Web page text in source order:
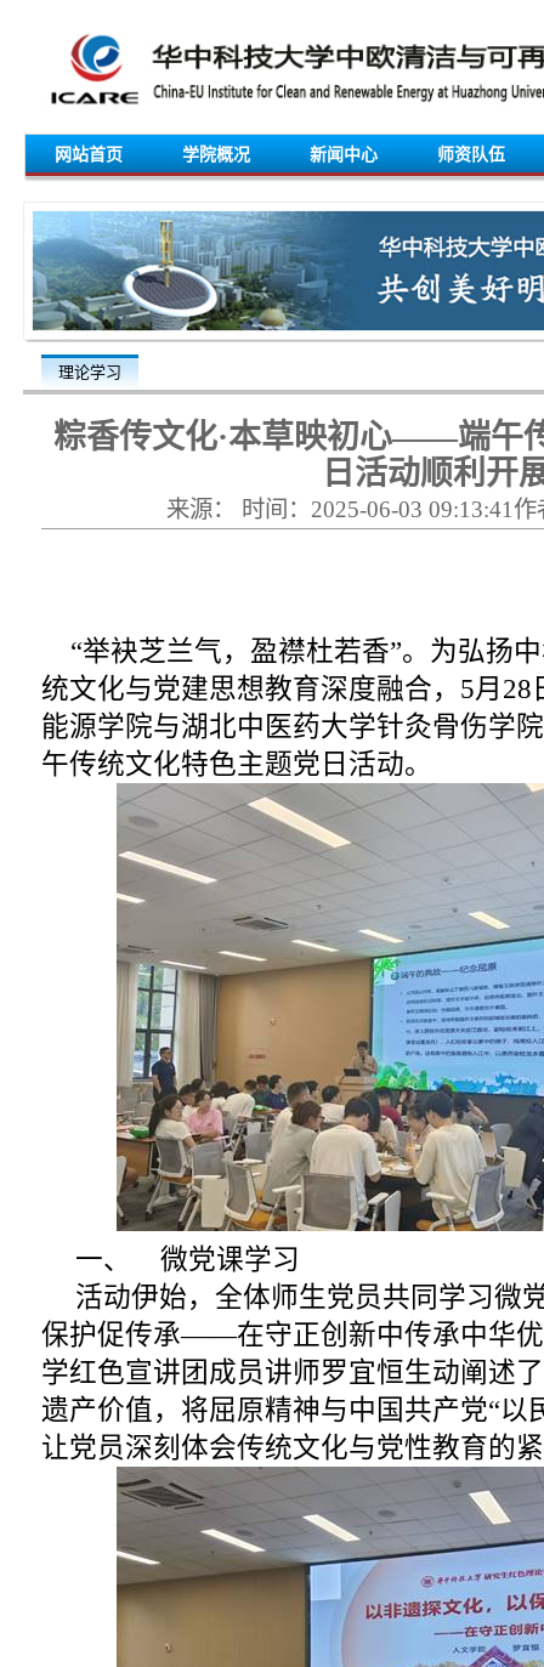
网站首页 学院概况 新闻中心 师资队伍
理论学习
粽香传文化·本草映初心——端午
日活动顺利开
来源： 时间：2025-06-03 09:13:41
“举袂芝兰气，盈襟杜若香”。为弘扬
统文化与党建思想教育深度融合，5月
能源学院与湖北中医药大学针灸骨伤学
午传统文化特色主题党日活动。
一、 微党课学习
活动伊始，全体师生党员共同学习微
保护促传承——在守正创新中传承中华
学红色宣讲团成员讲师罗宜恒生动阐述
遗产价值，将屈原精神与中国共产党“以
让党员深刻体会传统文化与党性教育的